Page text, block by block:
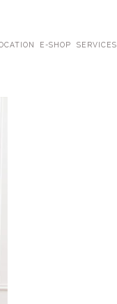
E-SHOP SERVICES